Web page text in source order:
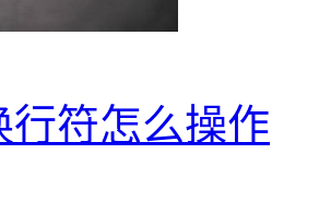
行符怎么操作